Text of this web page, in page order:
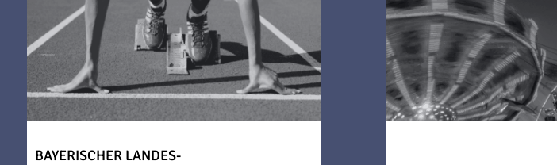
BAYERISCHER LANDES-